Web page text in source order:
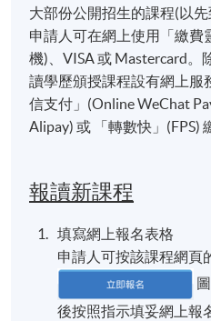
大部份公開招生的課程(以先
申請人可在網上使用「繳費
機)、VISA 或 Mastercard。
讀學歷頒授課程設有網上服
信支付」(Online WeChat
Alipay) 或 「轉數快」(FPS)
報讀新課程
填寫網上報名表格
申請人可按該課程網頁
後按照指示填妥網上報